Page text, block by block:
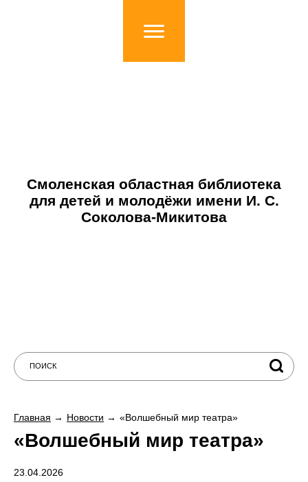
Смоленская областная библиотека
для детей и молодёжи имени И. С.
Соколова-Микитова
Главная Новости «Волшебный мир театра»
«Волшебный мир театра»
23.04.2026